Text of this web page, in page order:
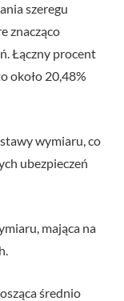
szeregu
znacząco
Łączny procent
około 20,48%
wymiaru, co
ubezpieczeń
mająca na
średnio